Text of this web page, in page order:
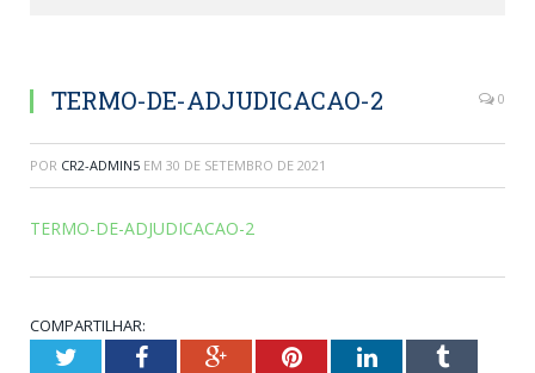
TERMO-DE-ADJUDICACAO-2 0
POR CR2-ADMIN5 EM 30 DE SETEMBRO DE 2021
TERMO-DE-ADJUDICACAO-2
COMPARTILHAR:
TwitterFacebookGoogle+PinterestLinkedInTumblr